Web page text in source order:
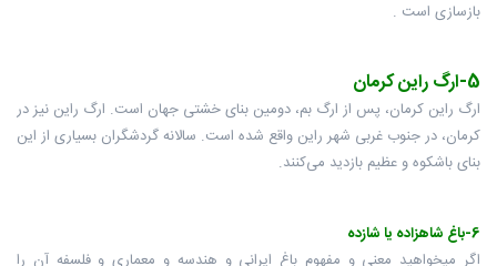
بازسازی است .
5-ارگ راین کرمان
ارگ راین کرمان، پس از ارگ بم، دومین بنای خشتی جهان است. ارگ راین نیز در
کرمان، در جنوب غربی شهر راین واقع شده است. سالانه گردشگران بسیاری از این
بنای باشکوه و عظیم بازدید می‌کنند.
6-باغ شاهزاده یا شازده
اگر میخواهید معنی و مفهوم باغ ایرانی و هندسه و معماری و فلسفه آن را